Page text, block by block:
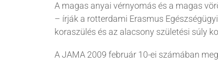
A magas anyai vérnyomás és a magas
– írják a rotterdami Erasmus
koraszülés és az alacsony születési súly
A JAMA 2009 február 10-ei számában